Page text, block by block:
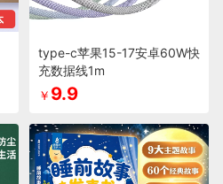
type-c苹果15-17安卓60W快
充数据线1m
￥ 9.9